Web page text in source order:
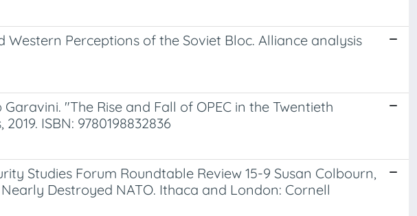
Western Perceptions of the Soviet Bloc. Alliance analysis
"The Rise and Fall of OPEC in the Twentieth
ISBN: 9780198832836
Studies Forum Roundtable Review 15-9 Susan Colbourn,
Destroyed NATO. Ithaca and London: Cornell